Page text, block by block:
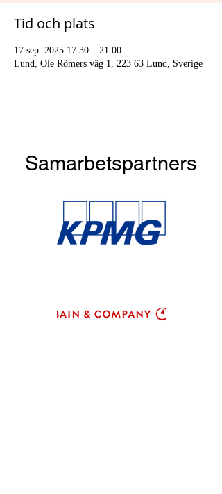
Tid och plats
17 sep. 2025 17:30 – 21:00
Lund, Ole Römers väg 1, 223 63 Lund, Sverige
Samarbetspartners